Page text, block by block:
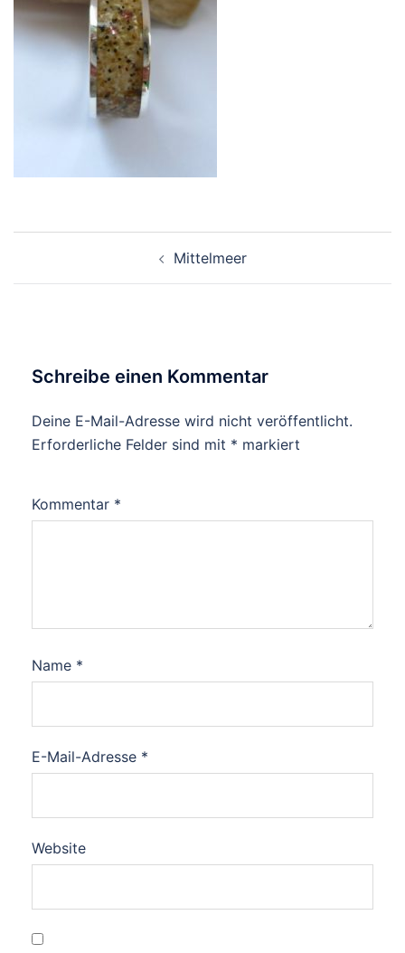
Mittelmeer
Schreibe einen Kommentar
Deine E-Mail-Adresse wird nicht veröffentlicht.
Erforderliche Felder sind mit * markiert
Kommentar *
Name *
E-Mail-Adresse *
Website